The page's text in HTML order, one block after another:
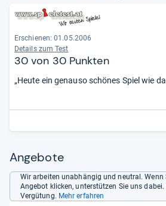
Erschienen: 01.05.2006
Details zum Test
30 von 30 Punkten
„Heute ein genauso schönes Spiel wie
Angebote
Wir arbeiten unabhängig und neutral. Wenn
Angebot klicken, unterstützen Sie uns
Vergütung. Mehr erfahren